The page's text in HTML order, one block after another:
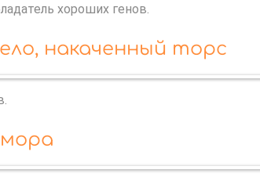
хороших генов.
накаченный торс